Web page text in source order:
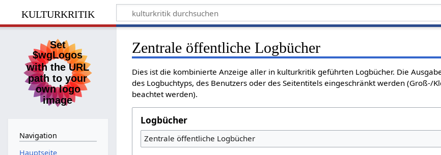
kulturkritik
Zentrale öffentliche Logbücher
Dies ist die kombinierte Anzeige aller in kulturkritik geführten Logbücher. Die
des Logbuchtyps, des Benutzers oder des Seitentitels eingeschränkt werden (Groß-/
beachtet werden).
Logbücher
Zentrale öffentliche Logbücher
Navigation
Hauptseite